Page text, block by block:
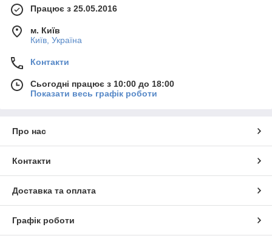
Працює з 25.05.2016
м. Київ
Київ, Україна
Контакти
Сьогодні працює з 10:00 до 18:00
Показати весь графік роботи
Про нас
Контакти
Доставка та оплата
Графік роботи